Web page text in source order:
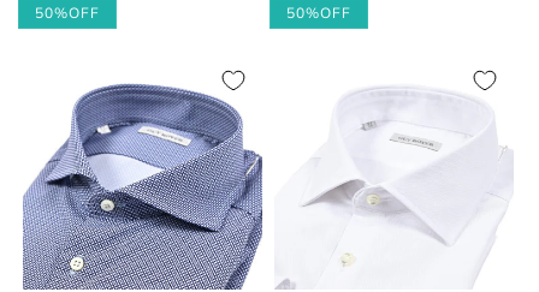
常
ー50%OFF
常
ー50%OFF